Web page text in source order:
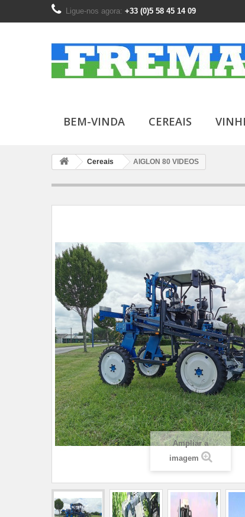
Ligue-nos agora: +33 (0)5 58 45 14 09
BEM-VINDA CEREAIS
Cereais AIGLON 80 VIDEOS
Ampliar a
imagem